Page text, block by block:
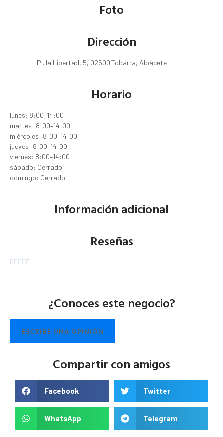
Foto
Dirección
Pl. la Libertad, 5, 02500 Tobarra, Albacete
Horario
lunes: 8:00–14:00
martes: 8:00–14:00
miércoles: 8:00–14:00
jueves: 8:00–14:00
viernes: 8:00–14:00
sábado: Cerrado
domingo: Cerrado
Información adicional
Reseñas
    
¿Conoces este negocio?
ESCRIBE UNA OPINIÓN
Compartir con amigos
Facebook Twitter
WhatsApp Telegram